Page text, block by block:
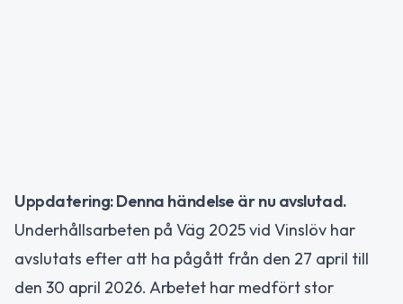
Uppdatering: Denna händelse är nu avslutad.
Underhållsarbeten på Väg 2025 vid Vinslöv har
avslutats efter att ha pågått från den 27 april till
den 30 april 2026. Arbetet har medfört stor